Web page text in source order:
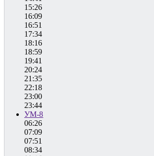
15:26
16:09
16:51
17:34
18:16
18:59
19:41
20:24
21:35
22:18
23:00
23:44
УМ-8
06:26
07:09
07:51
08:34